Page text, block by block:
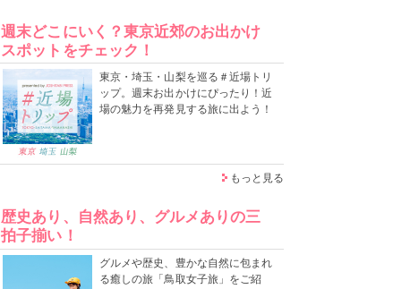
週末どこにいく？東京近郊のお出かけ
スポットをチェック！
東京・埼玉・山梨を巡る＃近場トリ
ップ。週末お出かけにぴったり！近
場の魅力を再発見する旅に出よう！
もっと見る
歴史あり、自然あり、グルメありの三
拍子揃い！
グルメや歴史、豊かな自然に包まれ
る癒しの旅「鳥取女子旅」をご紹